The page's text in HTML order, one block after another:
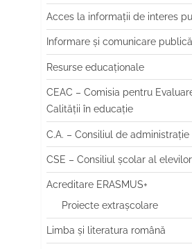
Acces la informații de interes
Informare și comunicare publică
Resurse educaționale
CEAC – Comisia pentru
Calității în educație
C.A. – Consiliul de administrație
CSE – Consiliul școlar al elevilor
Acreditare ERASMUS+
Proiecte extrașcolare
Limba şi literatura română